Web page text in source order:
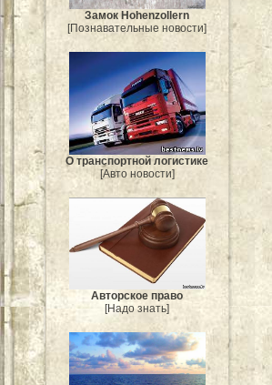
Замок Hohenzollern
[Познавательные новости]
О транспортной логистике
[Авто новости]
Авторское право
[Надо знать]